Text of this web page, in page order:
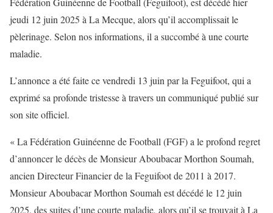
jeudi 12 juin 2025 à La Mecque, alors qu’il accomplissait le
pèlerinage. Selon nos informations, il a succombé à une courte
maladie.
L’annonce a été faite ce vendredi 13 juin par la Feguifoot, qui a
exprimé sa profonde tristesse à travers un communiqué publié sur
son site officiel.
« La Fédération Guinéenne de Football (FGF) a le profond regret
d’annoncer le décès de Monsieur Aboubacar Morthon Soumah,
ancien Directeur Financier de la Feguifoot de 2011 à 2017.
Monsieur Aboubacar Morthon Soumah est décédé le 12 juin
2025, des suites d’une courte maladie, alors qu’il se trouvait à La